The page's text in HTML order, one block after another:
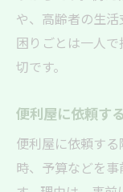
や、高齢者の生
困りごとは一人
切です。
便利屋に依頼す
便利屋に依頼す
時、予算などを